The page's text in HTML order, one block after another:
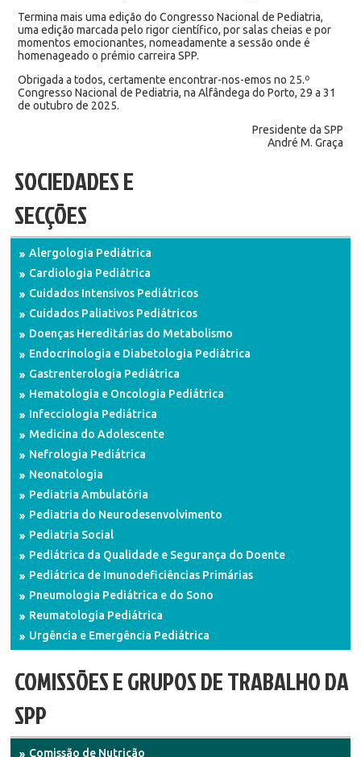
Termina mais uma edição do Congresso Nacional de Pediatria,
uma edição marcada pelo rigor científico, por salas cheias e por
momentos emocionantes, nomeadamente a sessão onde é
homenageado o prémio carreira SPP.
Obrigada a todos, certamente encontrar-nos-emos no 25.º
Congresso Nacional de Pediatria, na Alfândega do Porto, 29 a 31
de outubro de 2025.
Presidente da SPP
André M. Graça
SOCIEDADES E
SECÇÕES
Alergologia Pediátrica
Cardiologia Pediátrica
Cuidados Intensivos Pediátricos
Cuidados Paliativos Pediátricos
Doenças Hereditárias do Metabolismo
Endocrinologia e Diabetologia Pediátrica
Gastrenterologia Pediátrica
Hematologia e Oncologia Pediátrica
Infecciologia Pediátrica
Medicina do Adolescente
Nefrologia Pediátrica
Neonatologia
Pediatria Ambulatória
Pediatria do Neurodesenvolvimento
Pediatria Social
Pediátrica da Qualidade e Segurança do Doente
Pediátrica de Imunodeficiências Primárias
Pneumologia Pediátrica e do Sono
Reumatologia Pediátrica
Urgência e Emergência Pediátrica
COMISSÕES E GRUPOS DE TRABALHO DA
SPP
Comissão de Nutrição